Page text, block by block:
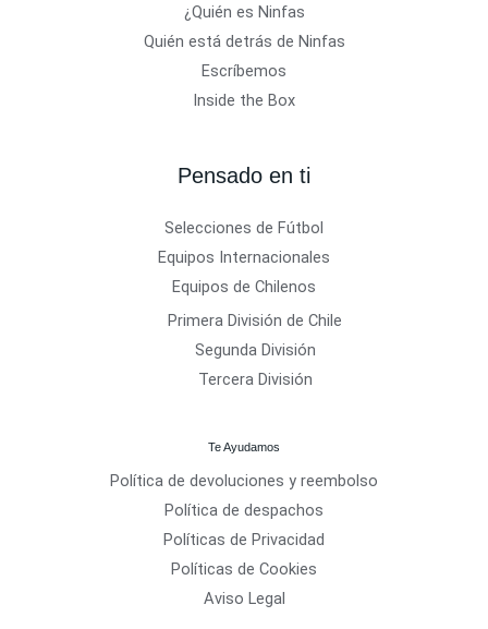
¿Quién es Ninfas
Quién está detrás de Ninfas
Escríbemos
Inside the Box
Pensado en ti
Selecciones de Fútbol
Equipos Internacionales
Equipos de Chilenos
Primera División de Chile
Segunda División
Tercera División
Te Ayudamos
Política de devoluciones y reembolso
Política de despachos
Políticas de Privacidad
Políticas de Cookies
Aviso Legal